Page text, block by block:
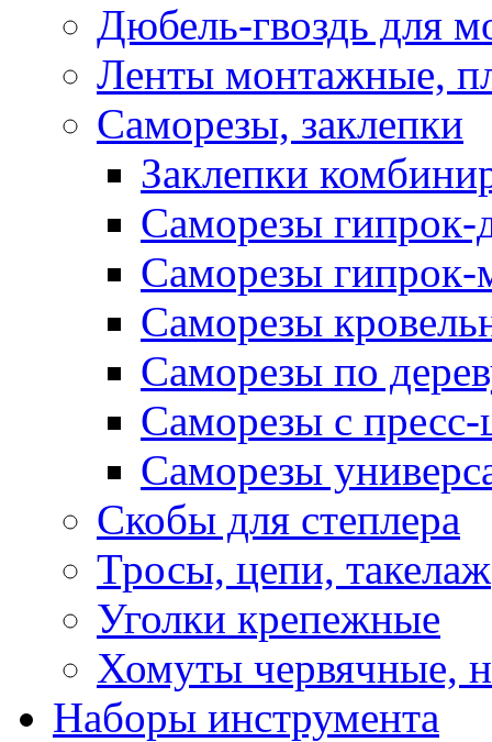
Дюбель-гвоздь для
Ленты монтажные,
Саморезы, заклепки
Заклепки
Саморезы гипрок-
Саморезы гипрок-
Саморезы
Саморезы по
Саморезы с
Саморезы
Скобы для степлера
Тросы, цепи, такелаж
Уголки крепежные
Хомуты червячные,
Наборы инструмента